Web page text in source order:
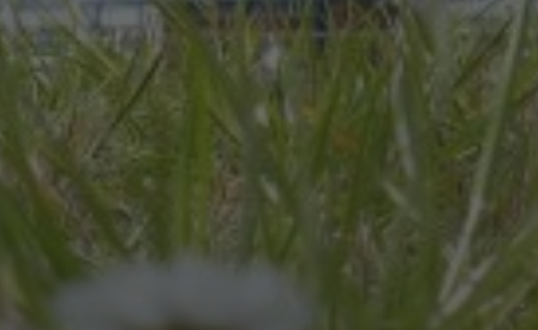
JULI 8, 2026
UNSER SCHUL-/SPORTFEST
2026